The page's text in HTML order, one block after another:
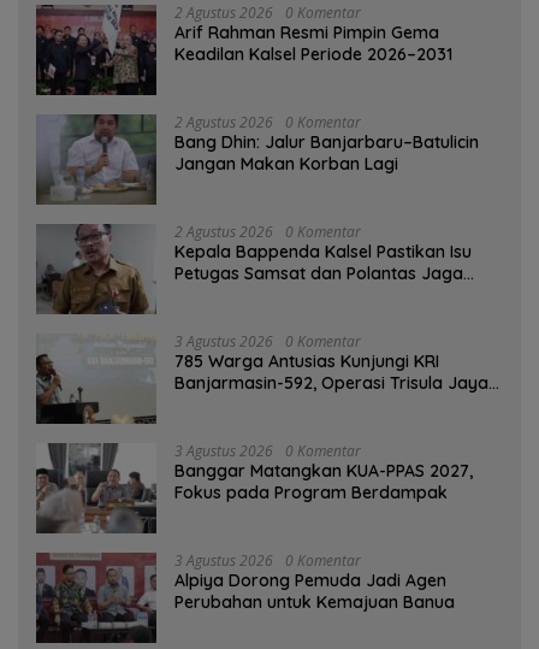
2 Agustus 2026 0 Komentar
Arif Rahman Resmi Pimpin Gema
Keadilan Kalsel Periode 2026–2031
2 Agustus 2026 0 Komentar
Bang Dhin: Jalur Banjarbaru–Batulicin
Jangan Makan Korban Lagi
2 Agustus 2026 0 Komentar
Kepala Bappenda Kalsel Pastikan Isu
Petugas Samsat dan Polantas Jaga
3 Agustus 2026 0 Komentar
785 Warga Antusias Kunjungi KRI
Banjarmasin-592, Operasi Trisula Jaya
3 Agustus 2026 0 Komentar
‎Banggar Matangkan KUA-PPAS 2027,
Fokus pada Program Berdampak
3 Agustus 2026 0 Komentar
‎Alpiya Dorong Pemuda Jadi Agen
Perubahan untuk Kemajuan Banua ‎